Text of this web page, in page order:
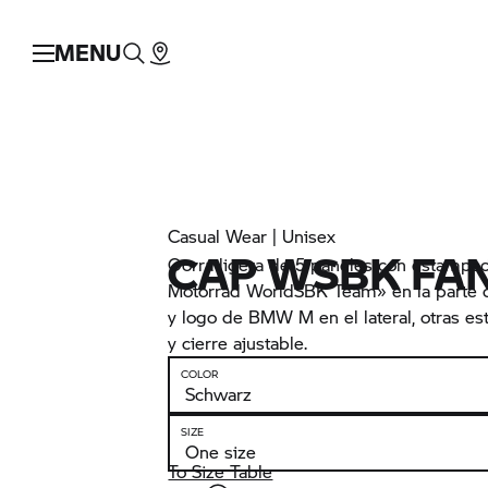
MENU
Casual Wear | Unisex
CAP WSBK
Gorra ligera de 5 paneles con
Motorrad WorldSBK Team» en la parte
y logo de BMW M en el lateral, otras
y cierre ajustable.
COLOR
SIZE
To Size Table